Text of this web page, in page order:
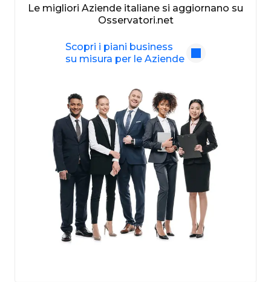
Le migliori Aziende italiane si aggiornano su
Osservatori.net
Scopri i piani business
su misura per le Aziende